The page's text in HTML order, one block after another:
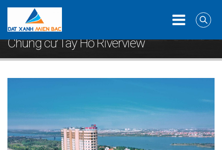
Home Căn hộ
Chung cư Tây Hồ Riverview